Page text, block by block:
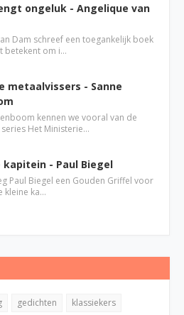
ongeluk - Angelique van
Dam schreef een toegankelijk boek
betekent om i…
metaalvissers - Sanne
kennen we vooral van de
Het Ministerie…
kapitein - Paul Biegel
Paul Biegel een Gouden Griffel voor
kleine ka…
gedichten klassiekers